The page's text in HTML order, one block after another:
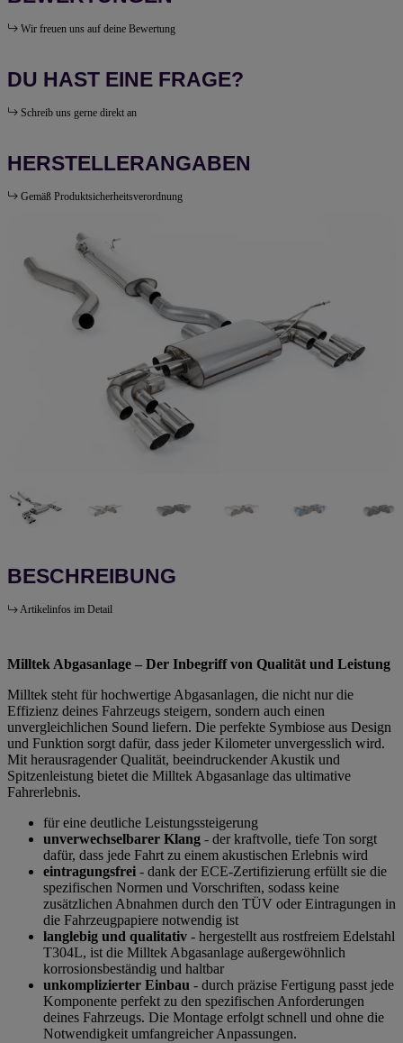
Wir freuen uns auf deine Bewertung
DU HAST EINE FRAGE?
Schreib uns gerne direkt an
HERSTELLERANGABEN
Gemäß Produktsicherheitsverordnung
BESCHREIBUNG
Artikelinfos im Detail
Milltek Abgasanlage – Der Inbegriff von Qualität und Leistung
Milltek steht für hochwertige Abgasanlagen, die nicht nur die
Effizienz deines Fahrzeugs steigern, sondern auch einen
unvergleichlichen Sound liefern. Die perfekte Symbiose aus Design
und Funktion sorgt dafür, dass jeder Kilometer unvergesslich wird.
Mit herausragender Qualität, beeindruckender Akustik und
Spitzenleistung bietet die Milltek Abgasanlage das ultimative
Fahrerlebnis.
für eine deutliche Leistungssteigerung
unverwechselbarer Klang - der kraftvolle, tiefe Ton sorgt
dafür, dass jede Fahrt zu einem akustischen Erlebnis wird
eintragungsfrei - dank der ECE-Zertifizierung erfüllt sie die
spezifischen Normen und Vorschriften, sodass keine
zusätzlichen Abnahmen durch den TÜV oder Eintragungen in
die Fahrzeugpapiere notwendig ist
langlebig und qualitativ - hergestellt aus rostfreiem Edelstahl
T304L, ist die Milltek Abgasanlage außergewöhnlich
korrosionsbeständig und haltbar
unkomplizierter Einbau - durch präzise Fertigung passt jede
Komponente perfekt zu den spezifischen Anforderungen
deines Fahrzeugs. Die Montage erfolgt schnell und ohne die
Notwendigkeit umfangreicher Anpassungen.